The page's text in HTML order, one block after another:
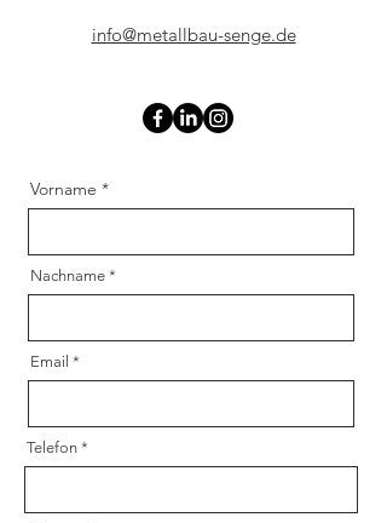
info@metallbau-senge.de
Vorname
Nachname
Email
Telefon